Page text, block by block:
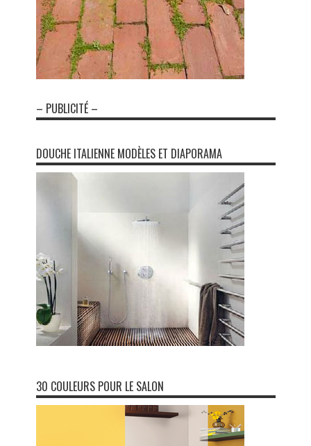
– PUBLICITÉ –
DOUCHE ITALIENNE MODÈLES ET DIAPORAMA
30 COULEURS POUR LE SALON